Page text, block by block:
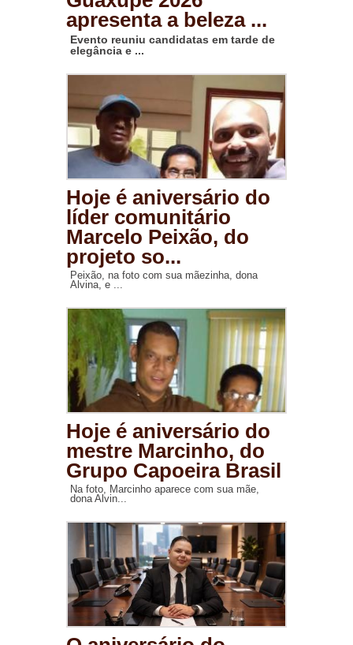
apresenta a beleza ...
Evento reuniu candidatas em tarde de
elegância e ...
Hoje é aniversário do
líder comunitário
Marcelo Peixão, do
projeto so...
Peixão, na foto com sua mãezinha, dona
Alvina, e ...
Hoje é aniversário do
mestre Marcinho, do
Grupo Capoeira Brasil
Na foto, Marcinho aparece com sua mãe,
dona Alvin...